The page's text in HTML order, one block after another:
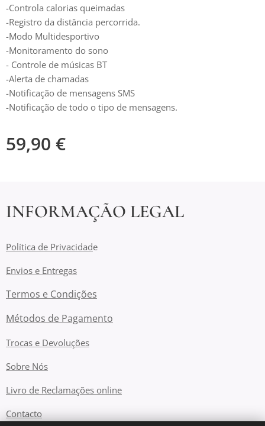
-Controla calorias queimadas
-Registro da distância percorrida.
-Modo Multidesportivo
-Monitoramento do sono
- Controle de músicas BT
-Alerta de chamadas
-Notificação de mensagens SMS
-Notificação de todo o tipo de mensagens.
59,90 €
INFORMAÇÃO LEGAL
Política de Privacidade
Envios e Entregas
Termos e Condições
Métodos de Pagamento
Trocas e Devoluções
Sobre Nós
Livro de Reclamações online
Contacto